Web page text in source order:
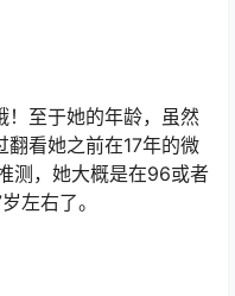
！至于她的年龄，虽然
看她之前在17年的微
测，她大概是在96或者
左右了。